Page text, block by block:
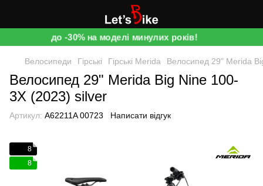
до -30% на моделі минулих років!
Велосипеди Гірські Гірські Merida Велосипед 29" Merida
Велосипед 29" Merida Big Nine 100-
3X (2023) silver
Артикул: A62211A 00723 Написати відгук
8
8